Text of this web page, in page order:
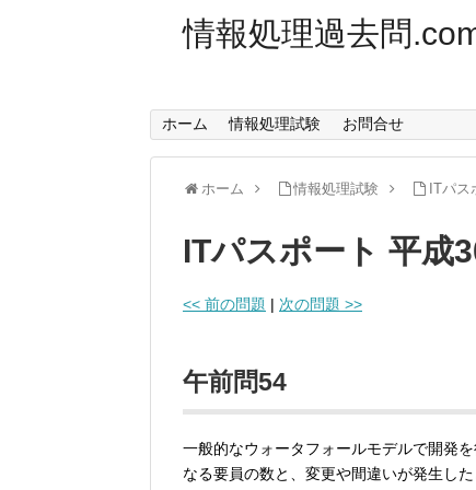
情報処理過去問
ホーム 情報処理試験 お問合せ
ホーム 情報処理試験 ITパス
ITパスポート 平成
<< 前の問題 | 次の問題 >>
午前問54
一般的なウォータフォールモデルで開発
なる要員の数と、変更や間違いが発生し